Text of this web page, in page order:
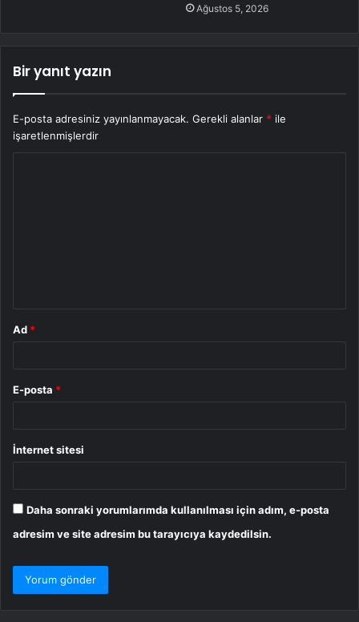
Ağustos 5, 2026
Bir yanıt yazın
E-posta adresiniz yayınlanmayacak. Gerekli alanlar * ile
işaretlenmişlerdir
Ad *
E-posta *
İnternet sitesi
Daha sonraki yorumlarımda kullanılması için adım, e-posta
adresim ve site adresim bu tarayıcıya kaydedilsin.